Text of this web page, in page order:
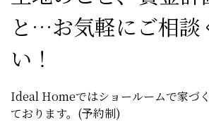
と…お気軽にご相談
い！
Ideal Homeではショールームで家づ
ております。(予約制)